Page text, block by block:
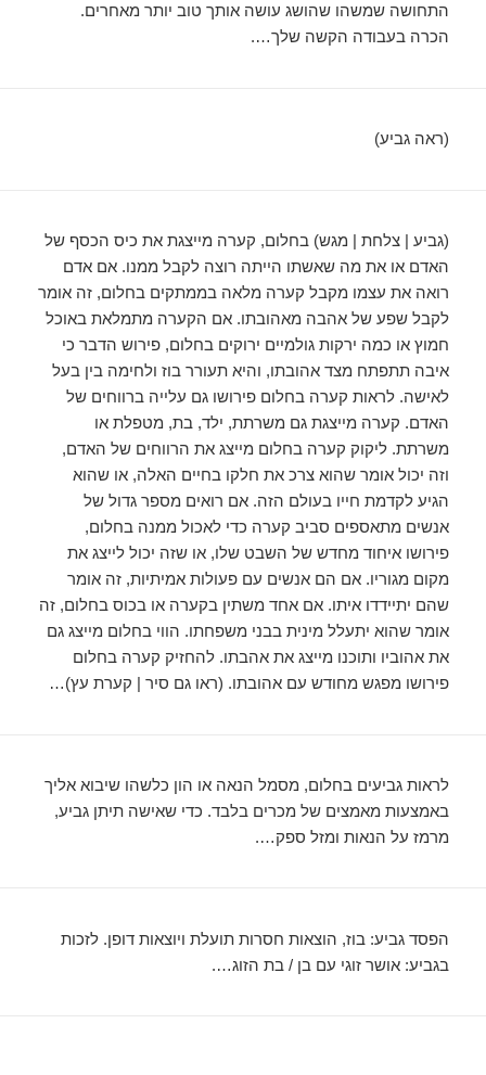
התחושה שמשהו שהושג עושה אותך טוב יותר מאחרים.
הכרה בעבודה הקשה שלך….
(ראה גביע)
(גביע | צלחת | מגש) בחלום, קערה מייצגת את כיס הכסף של
האדם או את מה שאשתו הייתה רוצה לקבל ממנו. אם אדם
רואה את עצמו מקבל קערה מלאה בממתקים בחלום, זה אומר
לקבל שפע של אהבה מאהובתו. אם הקערה מתמלאת באוכל
חמוץ או כמה ירקות גולמיים ירוקים בחלום, פירוש הדבר כי
איבה תתפתח מצד אהובתו, והיא תעורר בוז ולחימה בין בעל
לאישה. לראות קערה בחלום פירושו גם עלייה ברווחים של
האדם. קערה מייצגת גם משרתת, ילד, בת, מטפלת או
משרתת. ליקוק קערה בחלום מייצג את הרווחים של האדם,
וזה יכול אומר שהוא צרכ את חלקו בחיים האלה, או שהוא
הגיע לקדמת חייו בעולם הזה. אם רואים מספר גדול של
אנשים מתאספים סביב קערה כדי לאכול ממנה בחלום,
פירושו איחוד מחדש של השבט שלו, או שזה יכול לייצג את
מקום מגוריו. אם הם אנשים עם פעולות אמיתיות, זה אומר
שהם יתיידדו איתו. אם אחד משתין בקערה או בכוס בחלום, זה
אומר שהוא יתעלל מינית בבני משפחתו. הווי בחלום מייצג גם
את אהוביו ותוכנו מייצג את אהבתו. להחזיק קערה בחלום
פירושו מפגש מחודש עם אהובתו. (ראו גם סיר | קערת עץ)…
לראות גביעים בחלום, מסמל הנאה או הון כלשהו שיבוא אליך
באמצעות מאמצים של מכרים בלבד. כדי שאישה תיתן גביע,
מרמז על הנאות ומזל ספק….
הפסד גביע: בוז, הוצאות חסרות תועלת ויוצאות דופן. לזכות
בגביע: אושר זוגי עם בן / בת הזוג….